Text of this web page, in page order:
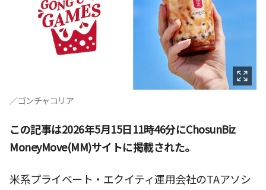
／ゴンチャコリア
この記事は2026年5月15日11時46分にChosunBiz
MoneyMove(MM)サイトに掲載された。
米系プライベート・エクイティ運用会社のTAアソシ